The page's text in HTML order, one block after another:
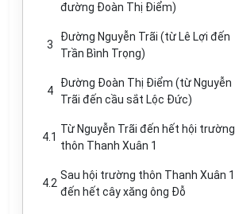
đường Đoàn Thị Điểm)
3
Đường Nguyễn Trãi (từ Lê Lợi đến
Trần Bình Trọng)
4
Đường Đoàn Thị Điểm (từ Nguyễn
Trãi đến cầu sắt Lộc Đức)
4.1
Từ Nguyễn Trãi đến hết hội trường
thôn Thanh Xuân 1
4.2
Sau hội trường thôn Thanh Xuân 1
đến hết cây xăng ông Đỗ